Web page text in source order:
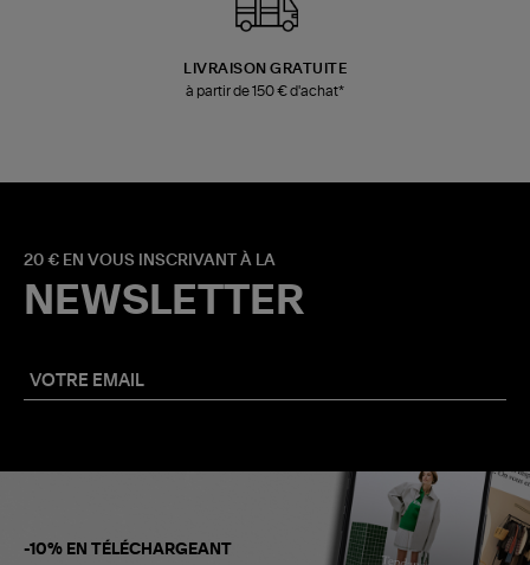
LIVRAISON GRATUITE
à partir de 150 € d'achat*
20 € EN VOUS INSCRIVANT À LA
NEWSLETTER
-10% EN TÉLÉCHARGEANT